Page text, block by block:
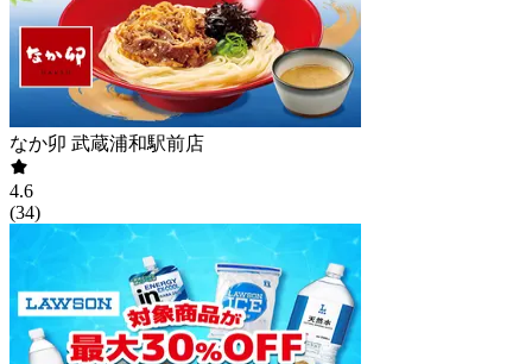
なか卯 武蔵浦和駅前店
4.6
(34)